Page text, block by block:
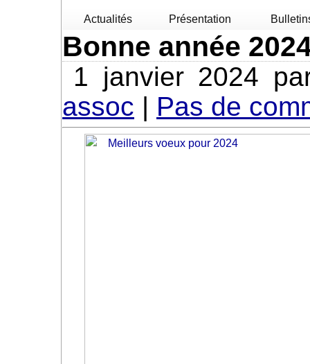
Actualités Présentation
Bonne année
1 janvier 2024
assoc | Pas de